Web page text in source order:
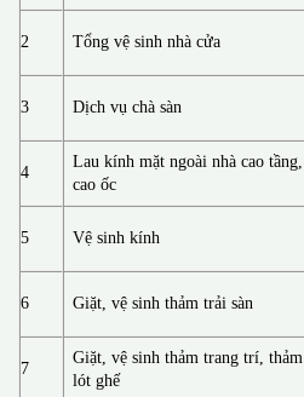
2 Tổng vệ sinh nhà cửa
3 Dịch vụ chà sàn
4
Lau kính mặt ngoài nhà cao tầng,
cao ốc
5 Vệ sinh kính
6 Giặt, vệ sinh thảm trải sàn
7
Giặt, vệ sinh thảm trang trí, thảm
lót ghế